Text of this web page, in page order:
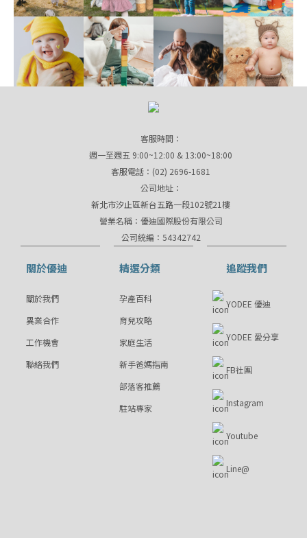
客服時間：
週一至週五 9:00~12:00 & 13:00~18:00
客服電話：(02) 2696-1681
公司地址：
新北市汐止區新台五路一段102號21樓
營業名稱：優迪國際股份有限公司
公司統編：54342742
關於優迪
關於我們
異業合作
工作機會
聯絡我們
精選分類
孕產百科
育兒攻略
家庭生活
新手爸媽指南
部落客推薦
駐站專家
追蹤我們
YODEE 優迪
YODEE 愛分享
FB社團
Instagram
Youtube
Line@